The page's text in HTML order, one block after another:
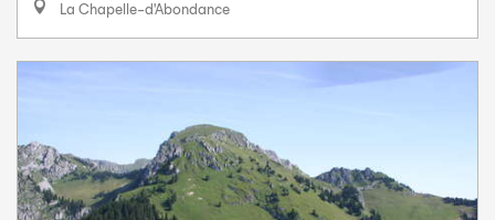
La Chapelle-d'Abondance